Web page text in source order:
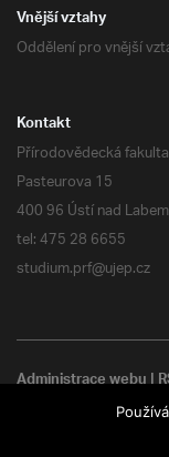
Vnější vztahy
Oddělení pro vnější
Kontakt
Přírodovědecká
Pasteurova 15
400 96 Ústí nad Labem
tel: 475 28 6655
studium.prf@ujep.cz
Administrace webu|
Všechna práva